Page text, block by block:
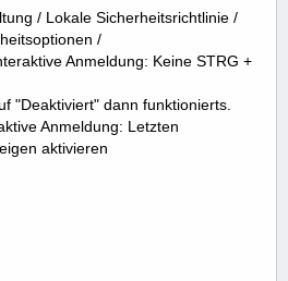
/ Lokale Sicherheitsrichtlinie /
/
Anmeldung: Keine STRG +
"Deaktiviert" dann funktionierts.
Anmeldung: Letzten
aktivieren